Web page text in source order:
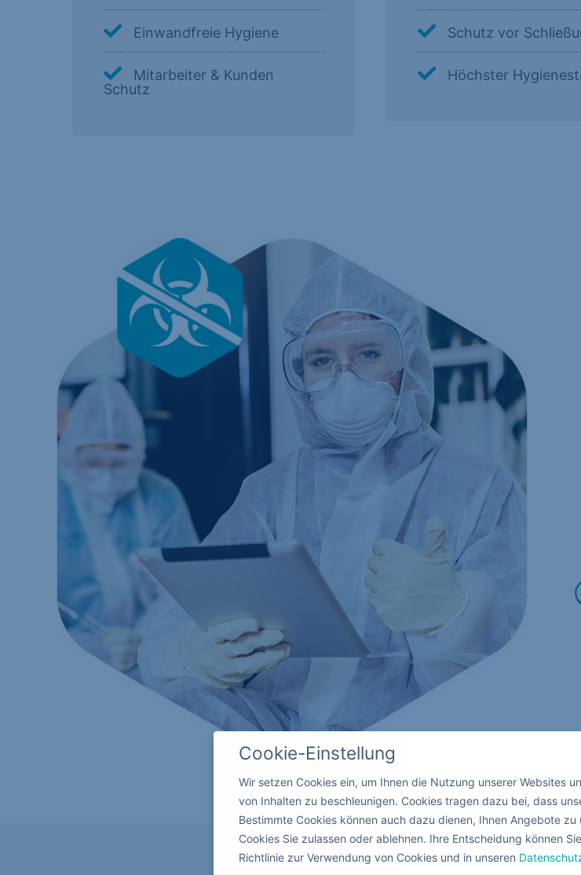
Einwandfreie Hygiene
Mitarbeiter & Kunden
Schutz
Schutz vor
Höchster
Cookie-Einstellung
Wir setzen Cookies ein, um Ihnen die Nutzung unserer Websites
von Inhalten zu beschleunigen. Cookies tragen dazu bei, dass
Bestimmte Cookies können auch dazu dienen, Ihnen Angebote
Cookies Sie zulassen oder ablehnen. Ihre Entscheidung können
Richtlinie zur Verwendung von Cookies und in unseren